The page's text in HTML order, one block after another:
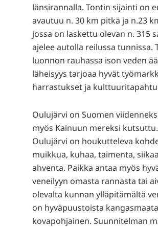
länsirannalla. Tontin sijainti on
avautuu n. 30 km pitkä ja n.23
jossa on laskettu olevan n. 315
ajelee autolla reilussa tunnissa.
luonnon rauhassa ison veden
läheisyys tarjoaa hyvät
harrastukset ja
Oulujärvi on Suomen
myös Kainuun mereksi
Oulujärvi on houkutteleva
muikkua, kuhaa, taimenta,
ahventa. Paikka antaa myös
veneilyyn omasta rannasta tai
olevalta kunnan ylläpitämältä
on hyväpuustoista
kovapohjainen. Suunnitelman